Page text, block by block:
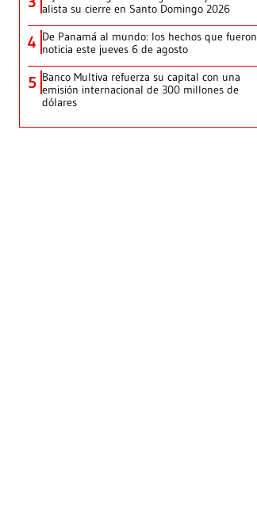
alista su cierre en Santo Domingo 2026
4 De Panamá al mundo: los hechos que fueron
noticia este jueves 6 de agosto
5 Banco Multiva refuerza su capital con una
emisión internacional de 300 millones de
dólares